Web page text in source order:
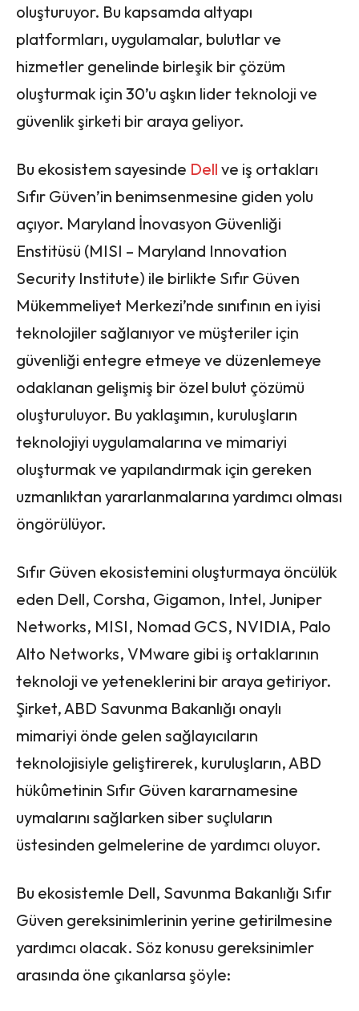
oluşturuyor. Bu kapsamda altyapı
platformları, uygulamalar, bulutlar ve
hizmetler genelinde birleşik bir çözüm
oluşturmak için 30’u aşkın lider teknoloji ve
güvenlik şirketi bir araya geliyor.
Bu ekosistem sayesinde Dell ve iş ortakları
Sıfır Güven’in benimsenmesine giden yolu
açıyor. Maryland İnovasyon Güvenliği
Enstitüsü (MISI – Maryland Innovation
Security Institute) ile birlikte Sıfır Güven
Mükemmeliyet Merkezi’nde sınıfının en iyisi
teknolojiler sağlanıyor ve müşteriler için
güvenliği entegre etmeye ve düzenlemeye
odaklanan gelişmiş bir özel bulut çözümü
oluşturuluyor. Bu yaklaşımın, kuruluşların
teknolojiyi uygulamalarına ve mimariyi
oluşturmak ve yapılandırmak için gereken
uzmanlıktan yararlanmalarına yardımcı olması
öngörülüyor.
Sıfır Güven ekosistemini oluşturmaya öncülük
eden Dell, Corsha, Gigamon, Intel, Juniper
Networks, MISI, Nomad GCS, NVIDIA, Palo
Alto Networks, VMware gibi iş ortaklarının
teknoloji ve yeteneklerini bir araya getiriyor.
Şirket, ABD Savunma Bakanlığı onaylı
mimariyi önde gelen sağlayıcıların
teknolojisiyle geliştirerek, kuruluşların, ABD
hükûmetinin Sıfır Güven kararnamesine
uymalarını sağlarken siber suçluların
üstesinden gelmelerine de yardımcı oluyor.
Bu ekosistemle Dell, Savunma Bakanlığı Sıfır
Güven gereksinimlerinin yerine getirilmesine
yardımcı olacak. Söz konusu gereksinimler
arasında öne çıkanlarsa şöyle: